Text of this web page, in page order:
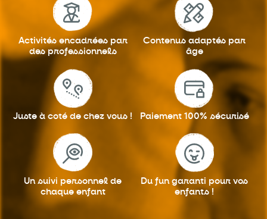
Activités encadrées par
des professionnels
Contenus adaptés par
âge
Juste à coté de chez vous ! Paiement 100% sécurisé
Un suivi personnel de
chaque enfant
Du fun garanti pour vos
enfants !